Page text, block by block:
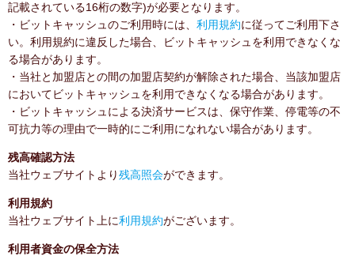
記載されている16桁の数字)が必要となります。
・ビットキャッシュのご利用時には、 利用規約に従ってご利用下さ
い。利用規約に違反した場合、ビットキャッシュを利用できなくな
る場合があります。
・当社と加盟店との間の加盟店契約が解除された場合、当該加盟店
においてビットキャッシュを利用できなくなる場合があります。
・ビットキャッシュによる決済サービスは、保守作業、停電等の不
可抗力等の理由で一時的にご利用になれない場合があります。
残高確認方法
当社ウェブサイトより残高照会ができます。
利用規約
当社ウェブサイト上に利用規約がございます。
利用者資金の保全方法